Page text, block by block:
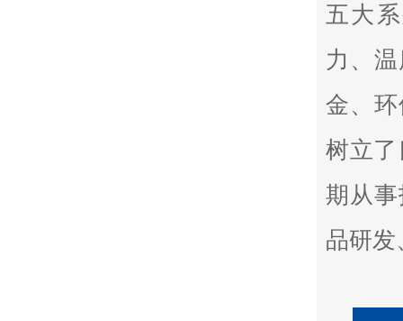
五大
力、
金、
树立
期从
品研发